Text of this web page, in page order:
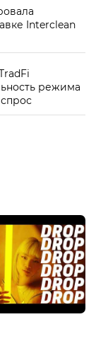
Interclean
режима